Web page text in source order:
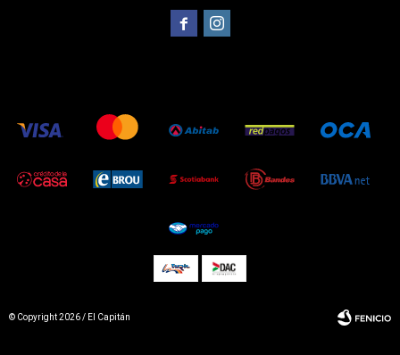
 
© Copyright 2026 / El Capitán